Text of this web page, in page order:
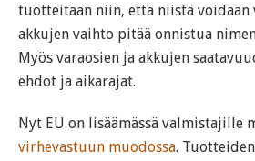
tuotteitaan niin, että niistä voidaan
akkujen vaihto pitää onnistua
Myös varaosien ja akkujen
ehdot ja aikarajat.
Nyt EU on lisäämässä valmistajille
virhevastuun muodossa. Tuotteiden